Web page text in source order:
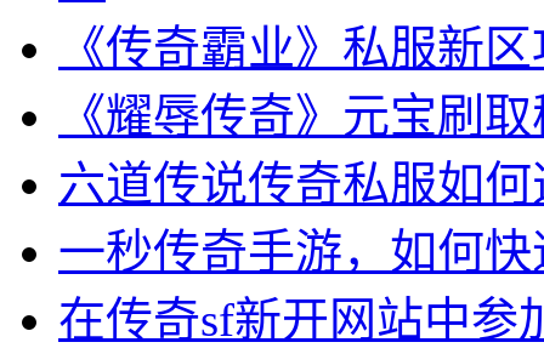
《传奇霸业》私服新
《耀辱传奇》元宝刷
六道传说传奇私服如
一秒传奇手游，如何
在传奇sf新开网站中参